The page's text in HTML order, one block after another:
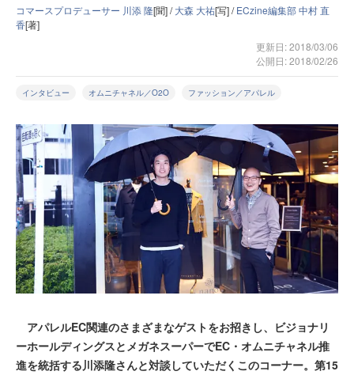
コマースプロデューサー 川添 隆[聞] /大森 大祐[写] /ECzine編集部 中村 直
香[著]
更新日: 2018/03/06
公開日: 2018/02/26
インタビュー オムニチャネル／O2O ファッション／アパレル
アパレルEC関連のさまざまなゲストをお招きし、ビジョナリ
ーホールディングスとメガネスーパーでEC・オムニチャネル推
進を統括する川添隆さんと対談していただくこのコーナー。第15